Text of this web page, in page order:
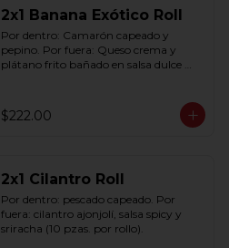
2x1 Banana Exótico Roll
Por dentro: Camarón capeado y
pepino. Por fuera: Queso crema y
plátano frito bañado en salsa dulce
$222.00
2x1 Cilantro Roll
Por dentro: pescado capeado. Por
fuera: cilantro ajonjolí, salsa spicy y
sriracha (10 pzas. por rollo).